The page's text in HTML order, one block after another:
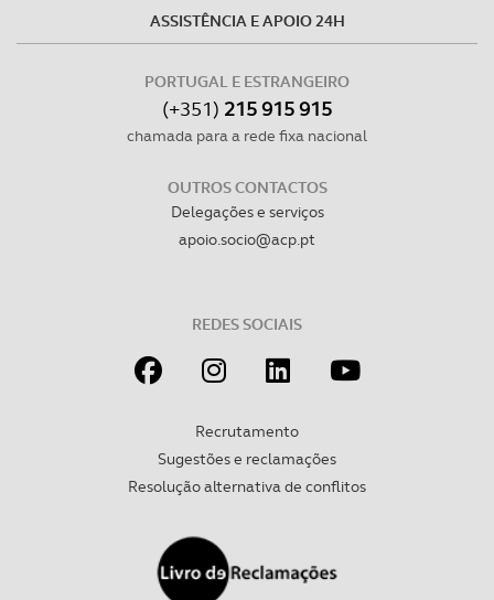
ASSISTÊNCIA E APOIO 24H
PORTUGAL E ESTRANGEIRO
(+351) 215 915 915
chamada para a rede fixa nacional
OUTROS CONTACTOS
Delegações e serviços
apoio.socio@acp.pt
REDES SOCIAIS
Recrutamento
Sugestões e reclamações
Resolução alternativa de conflitos